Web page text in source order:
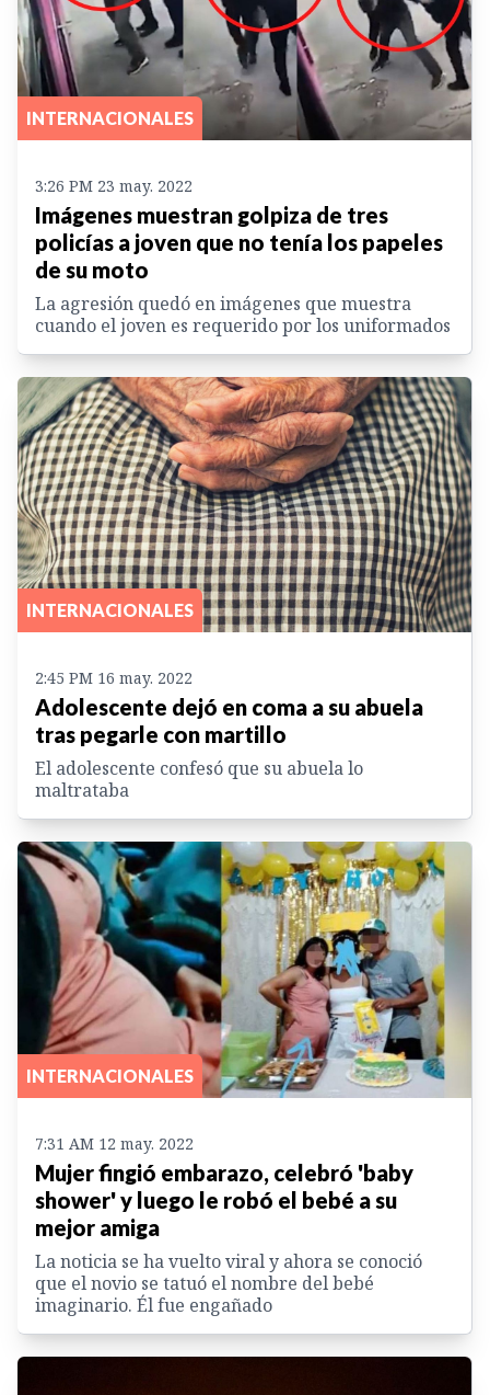
INTERNACIONALES
3:26 PM 23 may. 2022
Imágenes muestran golpiza de tres
policías a joven que no tenía los papeles
de su moto
La agresión quedó en imágenes que muestra
cuando el joven es requerido por los uniformados
INTERNACIONALES
2:45 PM 16 may. 2022
Adolescente dejó en coma a su abuela
tras pegarle con martillo
El adolescente confesó que su abuela lo
maltrataba
INTERNACIONALES
7:31 AM 12 may. 2022
Mujer fingió embarazo, celebró 'baby
shower' y luego le robó el bebé a su
mejor amiga
La noticia se ha vuelto viral y ahora se conoció
que el novio se tatuó el nombre del bebé
imaginario. Él fue engañado